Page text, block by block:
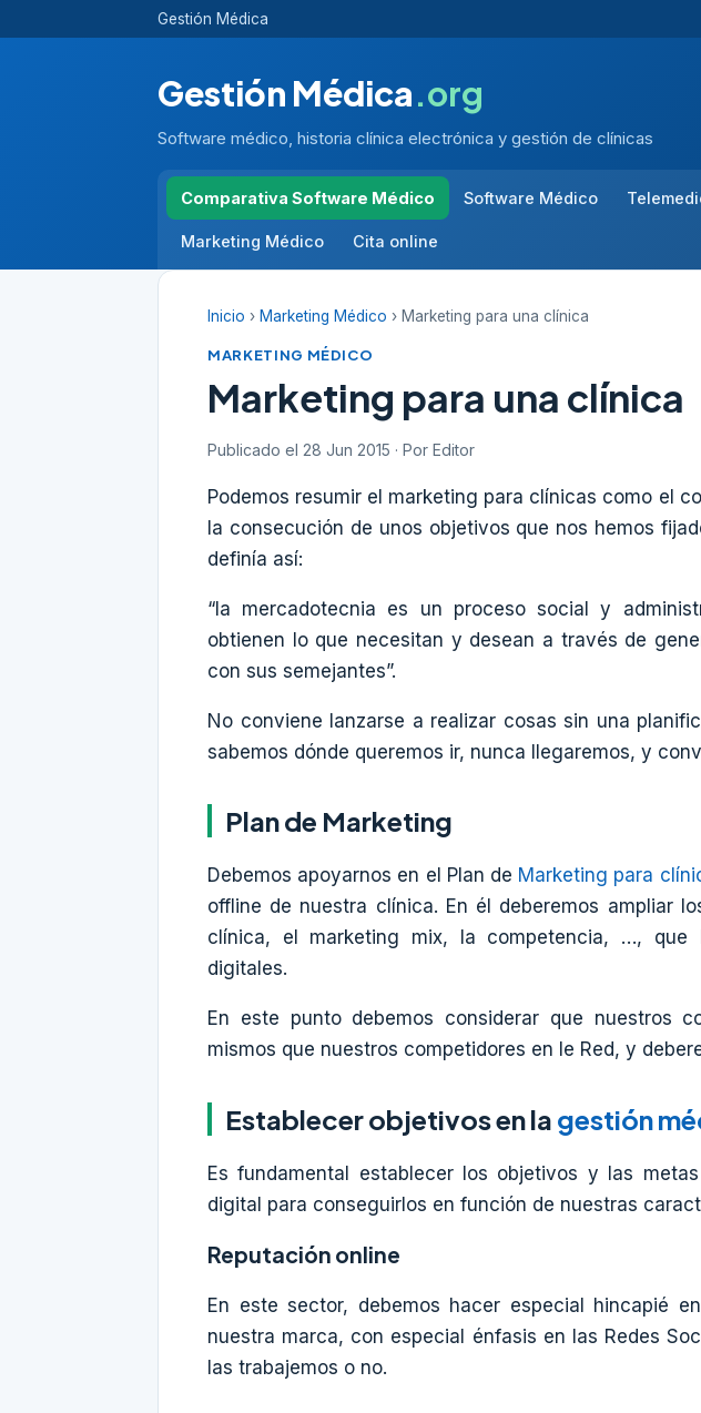
Gestión Médica
Gestión Médica.org
Software médico, historia clínica electrónica y gestión de clínicas
Comparativa Software Médico Software Médico
Marketing Médico Cita online
Inicio › Marketing Médico › Marketing para una clínica
MARKETING MÉDICO
Marketing para una clínica
Publicado el 28 Jun 2015 · Por Editor
Podemos resumir el marketing para clínicas como el
la consecución de unos objetivos que nos hemos
definía así:
“la mercadotecnia es un proceso social y
obtienen lo que necesitan y desean a través de
con sus semejantes”.
No conviene lanzarse a realizar cosas sin una
sabemos dónde queremos ir, nunca llegaremos, y
Plan de Marketing
Debemos apoyarnos en el Plan de Marketing para
offline de nuestra clínica. En él deberemos ampliar
clínica, el marketing mix, la competencia, …, que
digitales.
En este punto debemos considerar que nuestros
mismos que nuestros competidores en le Red, y
Establecer objetivos en la gestión
Es fundamental establecer los objetivos y las
digital para conseguirlos en función de nuestras
Reputación online
En este sector, debemos hacer especial hincapié
nuestra marca, con especial énfasis en las Redes
las trabajemos o no.